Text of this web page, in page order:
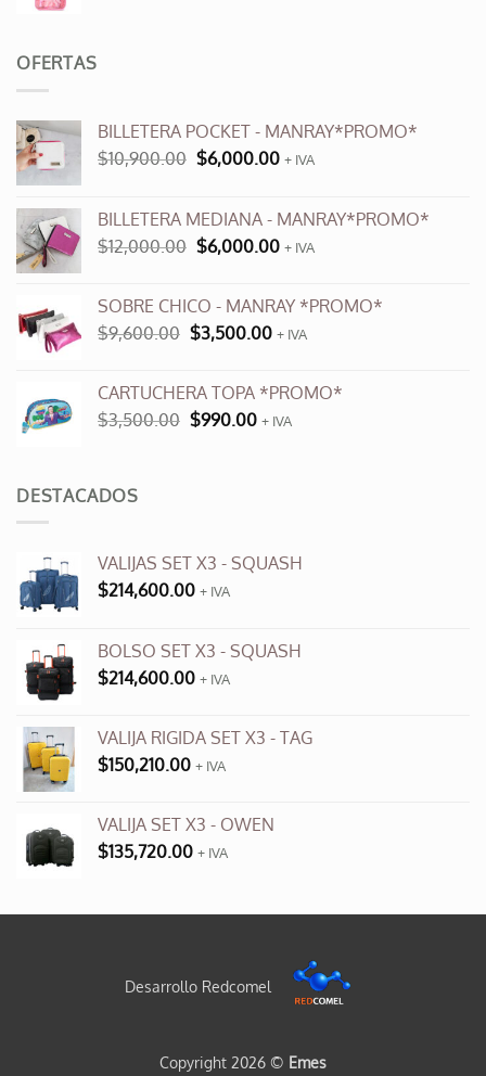
OFERTAS
BILLETERA POCKET - MANRAY*PROMO*
$10,900.00 El
era:
$10,900.00.
$6,000.00El
es:
$6,000.00.
+ IVA
BILLETERA MEDIANA - MANRAY*PROMO*
$12,000.00 El
era:
$12,000.00.
$6,000.00El
es:
$6,000.00.
+ IVA
SOBRE CHICO - MANRAY *PROMO*
$9,600.00 El
era:
$9,600.00.
$3,500.00El
es:
$3,500.00.
+ IVA
CARTUCHERA TOPA *PROMO*
$3,500.00 El
$990.00El+ IVA
DESTACADOS
VALIJAS SET X3 - SQUASH
$214,600.00 + IVA
BOLSO SET X3 - SQUASH
$214,600.00 + IVA
VALIJA RIGIDA SET X3 - TAG
$150,210.00 + IVA
VALIJA SET X3 - OWEN
$135,720.00 + IVA
Desarrollo Redcomel
Copyright 2026 © Emes